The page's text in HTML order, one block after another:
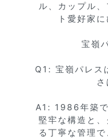
ル、カップル
ト愛好家
宝嶺
Q1: 宝嶺パレス
A1: 1986年築
堅牢な構造と
る丁寧な管理